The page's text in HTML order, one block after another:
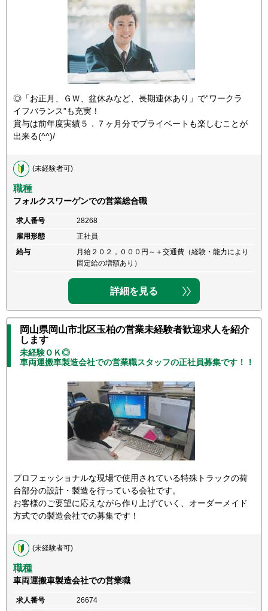
◎「お正月、ＧＷ、盆休みなど、長期連休あり」で“ワークラ
イフバランス”も充実！
賞与は前年度実績５．７ヶ月分でプライベートも楽しむことが
出来る(^^)/
(未経験者可)
職種
フォルクスワーゲンでの営業総合職
求人番号
28268
雇用形態
正社員
給与
月給２０２，０００円～＋交通費（経験・能力により
固定給の増額あり）
詳細を見る
岡山県岡山市北区玉柏の営業未経験者歓迎求人を紹介
します
未経験ＯＫ◎
車両運搬車製造会社での営業職スタッフの正社員募集です！！
プロフェッショナルな現場で使用されている特殊トラックの荷
台部分の設計・製造を行っている会社です。
お客様のご要望に応えながら作り上げていく、オーダーメイド
方式での製造会社での募集です！
(未経験者可)
職種
車両運搬車製造会社での営業職
求人番号
26674